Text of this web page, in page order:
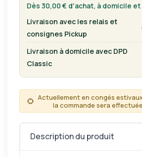
Dès 30,00 € d'achat, à domicile
Livraison avec les relais et
consignes Pickup
Livraison à domicile avec DPD
Classic
🌻 Actuellement en congés
la commande sera
Description du produit